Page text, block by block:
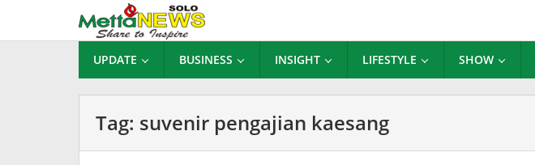
konten
UPDATE BUSINESS INSIGHT LIFESTYLE SHOW
Tag: suvenir pengajian kaesang